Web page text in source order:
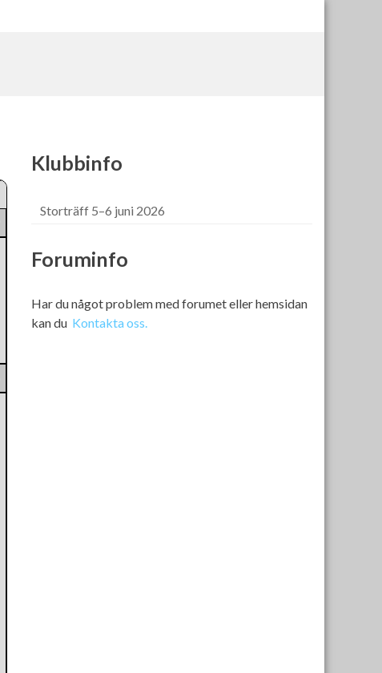
Klubbinfo
Storträff 5–6 juni 2026
Foruminfo
Har du något problem med forumet eller hemsidan
kan du Kontakta oss.